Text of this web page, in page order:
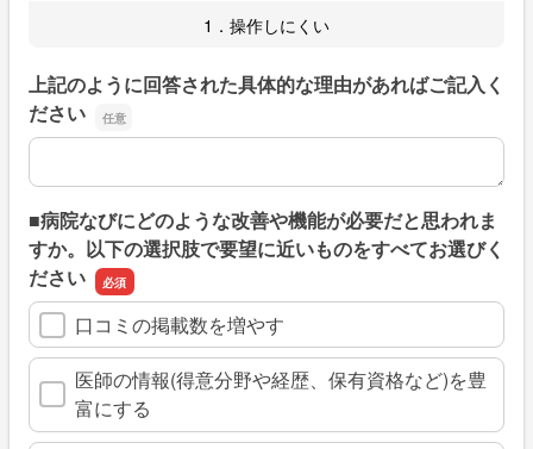
1．操作しにくい
上記のように回答された具体的な理由があればご記入く
ださい
上記のように回答された具体的な理由があればご記入くだ
■病院なびにどのような改善や機能が必要だと思われま
すか。以下の選択肢で要望に近いものをすべてお選びく
ださい
口コミの掲載数を増やす
医師の情報(得意分野や経歴、保有資格など)を豊
富にする